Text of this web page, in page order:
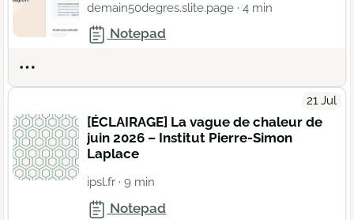
demain50degres.slite.page · 4 min
Notepad
21 Jul
[ÉCLAIRAGE] La vague de chaleur de
juin 2026 – Institut Pierre-Simon
Laplace
ipsl.fr · 9 min
Notepad